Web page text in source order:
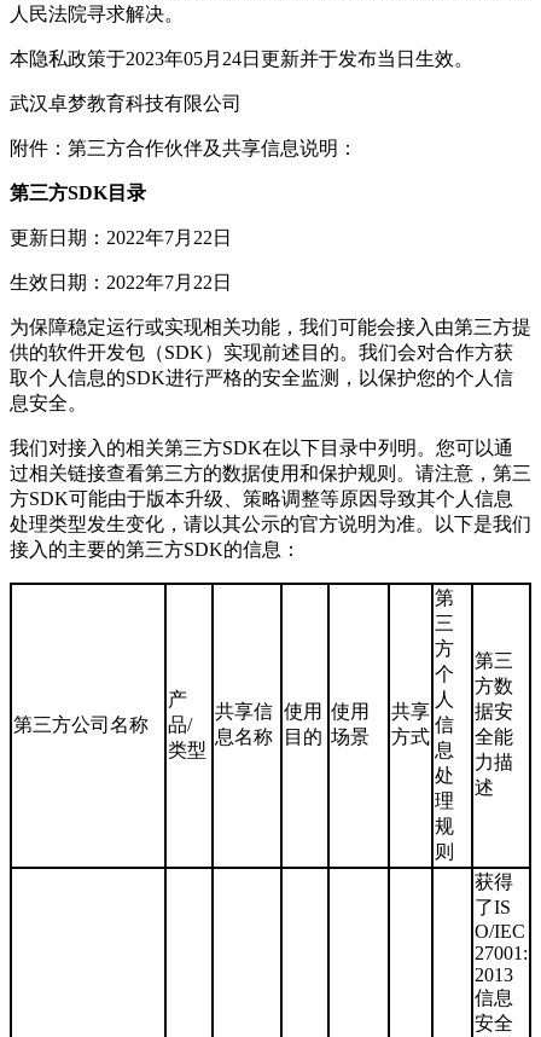
人民法院寻求解决。
本隐私政策于2023年05月24日更新并于发布当日生效。
武汉卓梦教育科技有限公司
附件：第三方合作伙伴及共享信息说明：
第三方SDK目录
更新日期：2022年7月22日
生效日期：2022年7月22日
为保障稳定运行或实现相关功能，我们可能会接入由第三方提
供的软件开发包（SDK）实现前述目的。我们会对合作方获
取个人信息的SDK进行严格的安全监测，以保护您的个人信
息安全。
我们对接入的相关第三方SDK在以下目录中列明。您可以通
过相关链接查看第三方的数据使用和保护规则。请注意，第三
方SDK可能由于版本升级、策略调整等原因导致其个人信息
处理类型发生变化，请以其公示的官方说明为准。以下是我们
接入的主要的第三方SDK的信息：
第三方公司名称
产
品/
类型
共享信
息名称
使用
目的
使用
场景
共享
方式
第
三
方
个
人
信
息
处
理
规
则
第三
方数
据安
全能
力描
述
获得
了IS
O/IEC
27001:
2013
信息
安全